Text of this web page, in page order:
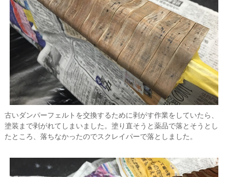
古いダンパーフェルトを交換するために剥がす作業をしていたら、
塗装まで剥がれてしまいました。塗り直そうと薬品で落とそうとし
たところ、落ちなかったのでスクレイパーで落としました。